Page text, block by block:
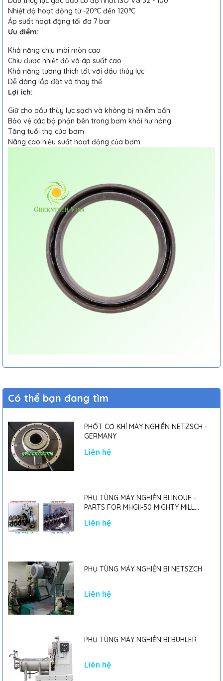
Nhiệt độ hoạt động từ -20°C đến 120°C
Áp suất hoạt động tối đa 7 bar
Ưu điểm:
Khả năng chịu mài mòn cao
Chịu được nhiệt độ và áp suất cao
Khả năng tương thích tốt với dầu thủy lực
Dễ dàng lắp đặt và thay thế
Lợi ích:
Giữ cho dầu thủy lực sạch và không bị nhiễm bẩn
Bảo vệ các bộ phận bên trong bơm khỏi hư hỏng
Tăng tuổi thọ của bơm
Nâng cao hiệu suất hoạt động của bơm
Có thể bạn đang tìm
PHỐT CƠ KHÍ MÁY NGHIỀN NETZSCH -
GERMANY
Liên hệ
PHỤ TÙNG MÁY NGHIỀN BI INOUE -
PARTS FOR MHGII-50 MIGHTY MILL
Liên hệ
PHỤ TÙNG MÁY NGHIỀN BI NETSZCH
Liên hệ
PHỤ TÙNG MÁY NGHIỀN BI BUHLER
Liên hệ